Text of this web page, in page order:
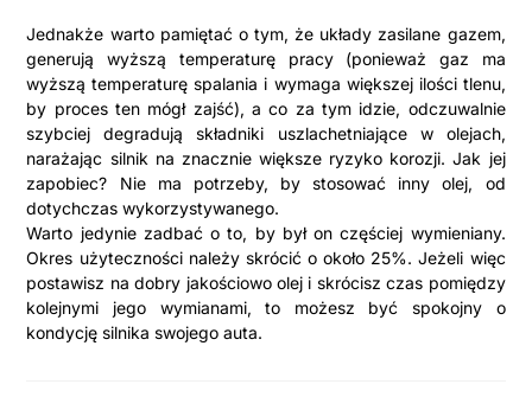
Jednakże warto pamiętać o tym, że układy zasilane gazem,
generują wyższą temperaturę pracy (ponieważ gaz ma
wyższą temperaturę spalania i wymaga większej ilości tlenu,
by proces ten mógł zajść), a co za tym idzie, odczuwalnie
szybciej degradują składniki uszlachetniające w olejach,
narażając silnik na znacznie większe ryzyko korozji. Jak jej
zapobiec? Nie ma potrzeby, by stosować inny olej, od
dotychczas wykorzystywanego.
Warto jedynie zadbać o to, by był on częściej wymieniany.
Okres użyteczności należy skrócić o około 25%. Jeżeli więc
postawisz na dobry jakościowo olej i skrócisz czas pomiędzy
kolejnymi jego wymianami, to możesz być spokojny o
kondycję silnika swojego auta.